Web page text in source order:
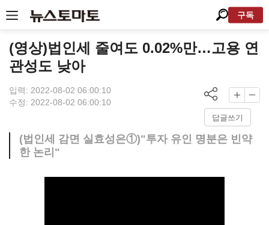
구독
(영상)법인세 줄여도 0.02%만…고용 연
관성도 낮아
입력: 2022-08-02 06:00:10
수정: 2022-08-02 06:00:10
답글쓰기
(법인세 감면 실효성은①)"투자 유인 명분은 빈약
한 논리"